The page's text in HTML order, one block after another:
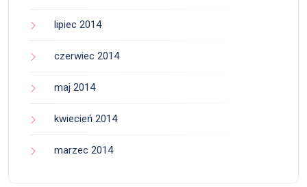
lipiec 2014
czerwiec 2014
maj 2014
kwiecień 2014
marzec 2014